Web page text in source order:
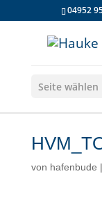
04952
Seite wählen
von hafenbude |